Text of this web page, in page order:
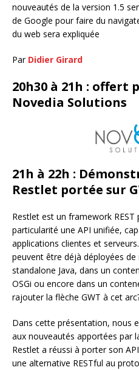
nouveautés de la version 1.5
de Google pour faire du
du web sera expliquée
Par Didier Girard
20h30 à 21h : offert
Novedia Solutions
21h à 22h :
Restlet portée sur
Restlet est un framework REST
particularité une API unifiée,
applications clientes et
peuvent être déjà déployées
standalone Java, dans un
OSGi ou encore dans un
rajouter la flèche GWT à cet
Dans cette présentation, nous
aux nouveautés apportées par
Restlet a réussi à porter son
une alternative RESTful au